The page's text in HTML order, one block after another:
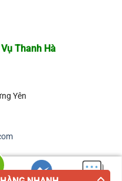
Thanh Hà
Yên
Xuất & Dịch Vụ Thanh Hà